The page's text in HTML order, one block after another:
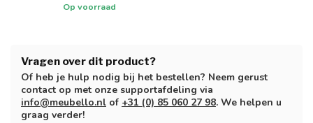
Op voorraad
Vragen over dit product?
Of heb je hulp nodig bij het bestellen? Neem gerust
contact op met onze supportafdeling via
info@meubello.nl of +31 (0) 85 060 27 98. We helpen u
graag verder!